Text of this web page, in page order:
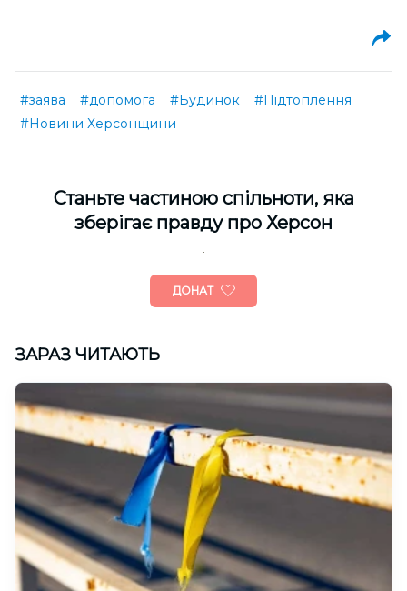
#заява #допомога #Будинок
#Підтоплення
#Новини Херсонщини
Cтаньте частиною спільноти, яка
зберігає правду про Херсон
ДОНАТ
ЗАРАЗ ЧИТАЮТЬ